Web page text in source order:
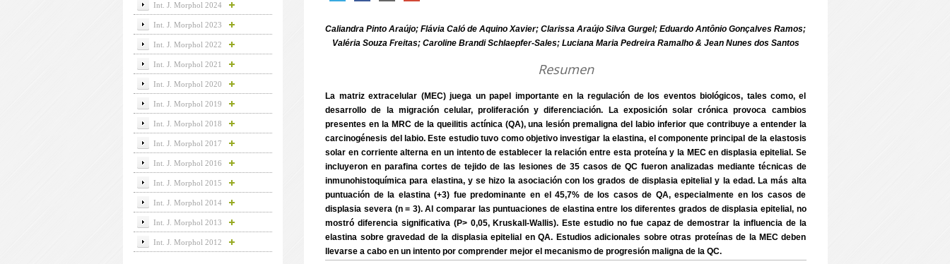
Caliandra Pinto Araújo; Flávia Caló de Aquino Xavier; Clarissa Araújo Silva Gurgel; Eduardo Antônio Gonçalves Ramos;
Valéria Souza Freitas; Caroline Brandi Schlaepfer-Sales; Luciana Maria Pedreira Ramalho & Jean Nunes dos Santos
Resumen
La matriz extracelular (MEC) juega un papel importante en la regulación de los eventos biológicos, tales como, el
desarrollo de la migración celular, proliferación y diferenciación. La exposición solar crónica provoca cambios
presentes en la MRC de la queilitis actínica (QA), una lesión premaligna del labio inferior que contribuye a entender la
carcinogénesis del labio. Este estudio tuvo como objetivo investigar la elastina, el componente principal de la elastosis
solar en corriente alterna en un intento de establecer la relación entre esta proteína y la MEC en displasia epitelial. Se
incluyeron en parafina cortes de tejido de las lesiones de 35 casos de QC fueron analizadas mediante técnicas de
inmunohistoquímica para elastina, y se hizo la asociación con los grados de displasia epitelial y la edad. La más alta
puntuación de la elastina (+3) fue predominante en el 45,7% de los casos de QA, especialmente en los casos de
displasia severa (n = 3). Al comparar las puntuaciones de elastina entre los diferentes grados de displasia epitelial, no
mostró diferencia significativa (P> 0,05, Kruskall-Wallis). Este estudio no fue capaz de demostrar la influencia de la
elastina sobre gravedad de la displasia epitelial en QA. Estudios adicionales sobre otras proteínas de la MEC deben
llevarse a cabo en un intento por comprender mejor el mecanismo de progresión maligna de la QC.
Int. J. Morphol 2024
Int. J. Morphol 2023
Int. J. Morphol 2022
Int. J. Morphol 2021
Int. J. Morphol 2020
Int. J. Morphol 2019
Int. J. Morphol 2018
Int. J. Morphol 2017
Int. J. Morphol 2016
Int. J. Morphol 2015
Int. J. Morphol 2014
Int. J. Morphol 2013
Int. J. Morphol 2012